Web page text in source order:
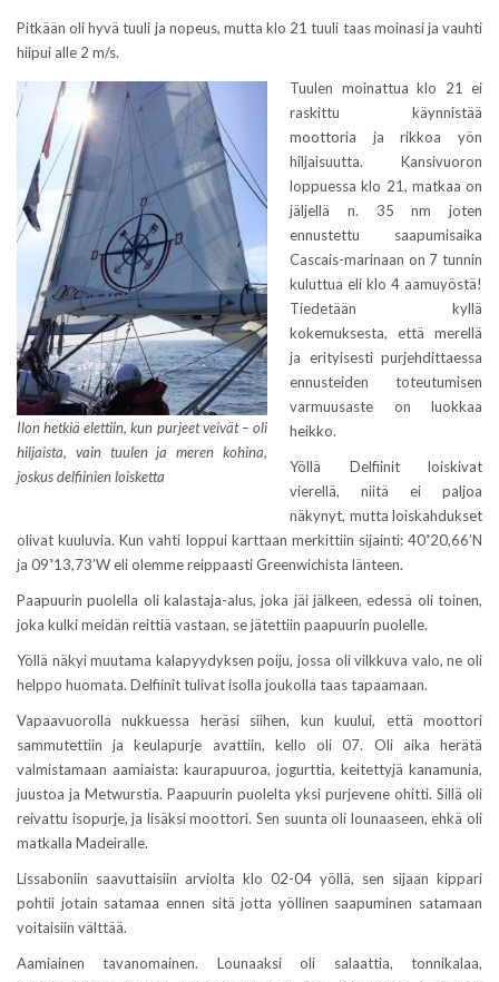
Pitkään oli hyvä tuuli ja nopeus, mutta klo 21 tuuli taas moinasi ja vauhti
hiipui alle 2 m/s.
Ilon hetkiä elettiin, kun purjeet veivät – oli
hiljaista, vain tuulen ja meren kohina,
joskus delfiinien loisketta
Tuulen moinattua klo 21 ei
raskittu käynnistää
moottoria ja rikkoa yön
hiljaisuutta. Kansivuoron
loppuessa klo 21, matkaa on
jäljellä n. 35 nm joten
ennustettu saapumisaika
Cascais-marinaan on 7 tunnin
kuluttua eli klo 4 aamuyöstä!
Tiedetään kyllä
kokemuksesta, että merellä
ja erityisesti purjehdittaessa
ennusteiden toteutumisen
varmuusaste on luokkaa
heikko.
Yöllä Delfiinit loiskivat
vierellä, niitä ei paljoa
näkynyt, mutta loiskahdukset
olivat kuuluvia. Kun vahti loppui karttaan merkittiin sijainti: 40˚20,66’N
ja 09˚13,73’W eli olemme reippaasti Greenwichista länteen.
Paapuurin puolella oli kalastaja-alus, joka jäi jälkeen, edessä oli toinen,
joka kulki meidän reittiä vastaan, se jätettiin paapuurin puolelle.
Yöllä näkyi muutama kalapyydyksen poiju, jossa oli vilkkuva valo, ne oli
helppo huomata. Delfiinit tulivat isolla joukolla taas tapaamaan.
Vapaavuorolla nukkuessa heräsi siihen, kun kuului, että moottori
sammutettiin ja keulapurje avattiin, kello oli 07. Oli aika herätä
valmistamaan aamiaista: kaurapuuroa, jogurttia, keitettyjä kanamunia,
juustoa ja Metwurstia. Paapuurin puolelta yksi purjevene ohitti. Sillä oli
reivattu isopurje, ja lisäksi moottori. Sen suunta oli lounaaseen, ehkä oli
matkalla Madeiralle.
Lissaboniin saavuttaisiin arviolta klo 02-04 yöllä, sen sijaan kippari
pohtii jotain satamaa ennen sitä jotta yöllinen saapuminen satamaan
voitaisiin välttää.
Aamiainen tavanomainen. Lounaaksi oli salaattia, tonnikalaa,